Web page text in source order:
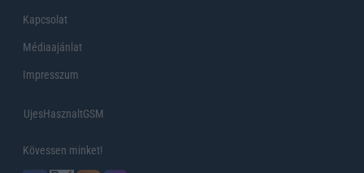
Kapcsolat
Médiaajánlat
Impresszum
UjesHasznaltGSM
Kövessen minket!